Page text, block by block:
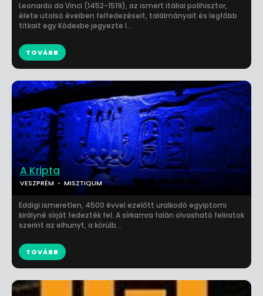
A Kripta
VESZPRÉM MISZTIQUM
Eddigi ismeretlen, 4500 évvel ezelőtt uralkodó egyiptomi
királyné sírját fedezték fel. A sírkamra falán olvasható feliratok
szerint az elhunyt, a körülb...
TOVÁBB
Leonardo da Vinci (1452-1519), az ismert itáliai polihisztor,
élete utolsó éveiben felfedezéseit, találmányait és legfőbb
titkait egy Kódexbe jegyezte l...
TOVÁBB